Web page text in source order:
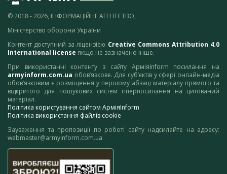
© 2018 - 2026, ІНФОРМАЦІЙНЕ АГЕНТСТВО,
Міністерство оборони України
Контент доступний за ліцензією Creative Commons Attribution 4.0
International license якщо не зазначено інше.
При використанні контенту з сайту АрміяInform посилання на
armyinform.com.ua обов’язкове. Для суб’єктів у сфері онлайн-медіа
обов’язковим є розміщення у першому абзаці матеріалу прямого та
відкритого для пошукових систем гіперпосилання на цитований
матеріал.
Політика користування сайтом АрміяInform
Політика використання файлів cookie
Зауваження та пропозиції по роботі сайту надсилайте на адресу:
webmaster@armyinform.com.ua